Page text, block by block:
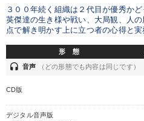
３００年続く組織は２代目が優秀か
英傑達の生き様や戦い、大局観、人
点で解き明かす上に立つ者の心得と
形 態
headset 音声 （どの形態でも内容は同じです）
CD版
デジタル音声版